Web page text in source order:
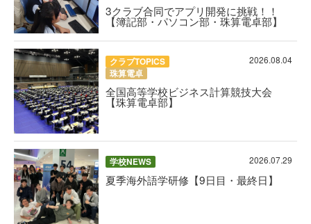
3クラブ合同でアプリ開発に挑戦！！
【簿記部・パソコン部・珠算電卓部】
クラブTOPICS
珠算電卓
2026.08.04
全国高等学校ビジネス計算競技大会
【珠算電卓部】
学校NEWS 2026.07.29
夏季海外語学研修【9日目・最終日】